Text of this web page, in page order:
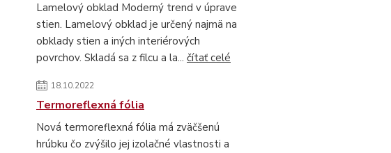
Lamelový obklad Moderný trend v úprave
stien. Lamelový obklad je určený najmä na
obklady stien a iných interiérových
povrchov. Skladá sa z filcu a la... čítať celé
18.10.2022
Termoreflexná fólia
Nová termoreflexná fólia má zväčšenú
hrúbku čo zvýšilo jej izolačné vlastnosti a